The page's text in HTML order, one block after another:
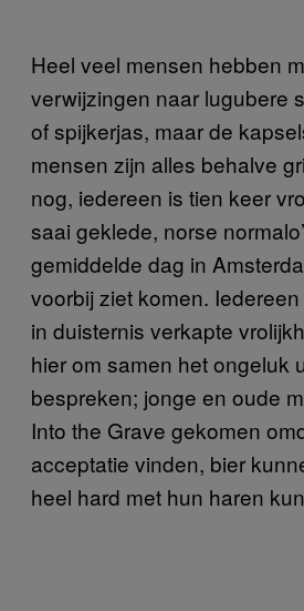
Heel veel mensen hebben
verwijzingen naar lugubere
of spijkerjas, maar de
mensen zijn alles behalve
nog, iedereen is tien keer
saai geklede, norse
gemiddelde dag in
voorbij ziet komen.
in duisternis verkapte
hier om samen het ongeluk
bespreken; jonge en oude
Into the Grave gekomen
acceptatie vinden, bier
heel hard met hun haren